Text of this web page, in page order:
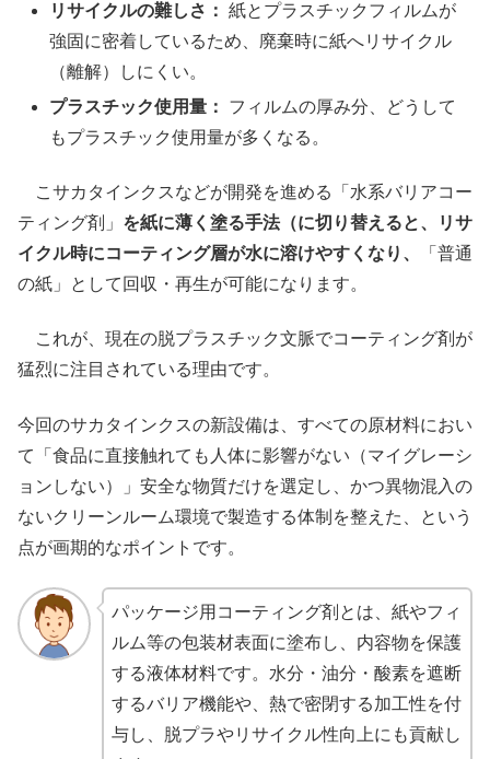
リサイクルの難しさ： 紙とプラスチックフィルムが
強固に密着しているため、廃棄時に紙へリサイクル
（離解）しにくい。
プラスチック使用量：
フィルムの厚み分、どうして
もプラスチック使用量が多くなる。
こサカタインクスなどが開発を進める「水系バリアコー
ティング剤」 を紙に薄く塗る手法（に切り替えると、リサ
イクル時にコーティング層が水に溶けやすくなり、
「普通
の紙」として回収・再生が可能になります。
これが、現在の脱プラスチック文脈でコーティング剤が
猛烈に注目されている理由です。
今回のサカタインクスの新設備は、すべての原材料におい
て「食品に直接触れても人体に影響がない（マイグレーシ
ョンしない）」安全な物質だけを選定し、かつ異物混入の
ないクリーンルーム環境で製造する体制を整えた、という
点が画期的なポイントです。
パッケージ用コーティング剤とは、紙やフィ
ルム等の包装材表面に塗布し、内容物を保護
する液体材料です。水分・油分・酸素を遮断
するバリア機能や、熱で密閉する加工性を付
与し、脱プラやリサイクル性向上にも貢献し